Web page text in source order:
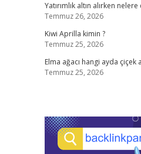
Yatırımlık altın alırken
Temmuz 26, 2026
Kiwi Aprilla kimin ?
Temmuz 25, 2026
Elma ağacı hangi ayda çiçek
Temmuz 25, 2026